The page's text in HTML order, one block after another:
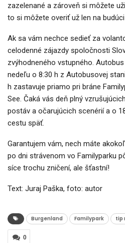
zazelenané a zároveň si môžete
to si môžete overiť už len na
Ak sa vám nechce sedieť za
celodenné zájazdy spoločnosti
zvýhodneného vstupného.
nedeľu o 8:30 h z Autobusovej
h zastavuje priamo pri bráne
See. Čaká vás deň plný
postáv a očarujúcich scenérií a o
cestu späť.
Garantujem vám, nech máte
po dni strávenom vo Familyparku
síce trochu zničení, ale šťastní!
Text: Juraj Paška, foto: autor
Burgenland Familypark tip
0